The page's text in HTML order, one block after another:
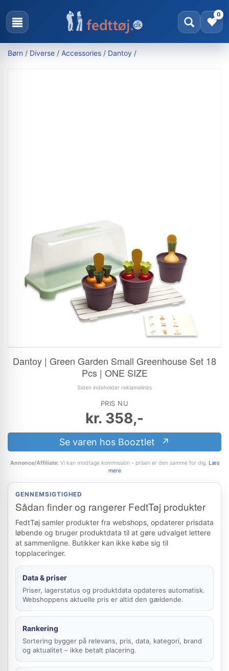
0
Børn / Diverse / Accessories / Dantoy /
Dantoy | Green Garden Small Greenhouse Set 18
Pcs | ONE SIZE
Siden indeholder reklamelinks
PRIS NU
kr. 358,-
Se varen hos Booztlet
Annonce/Affiliate:Vi kan modtage kommission – prisen er den samme for dig. Læs
mere
GENNEMSIGTIGHED
Sådan finder og rangerer FedtTøj produkter
FedtTøj samler produkter fra webshops, opdaterer prisdata
løbende og bruger produktdata til at gøre udvalget lettere
at sammenligne. Butikker kan ikke købe sig til
topplaceringer.
Data & priser
Priser, lagerstatus og produktdata opdateres automatisk.
Webshoppens aktuelle pris er altid den gældende.
Rankering
Sortering bygger på relevans, pris, data, kategori, brand
og aktualitet – ikke betalt placering.